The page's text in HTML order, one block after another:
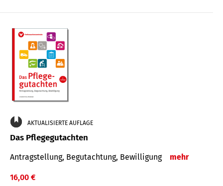
AKTUALISIERTE AUFLAGE
Das Pflegegutachten
Antragstellung, Begutachtung, Bewilligung mehr
16,00 €